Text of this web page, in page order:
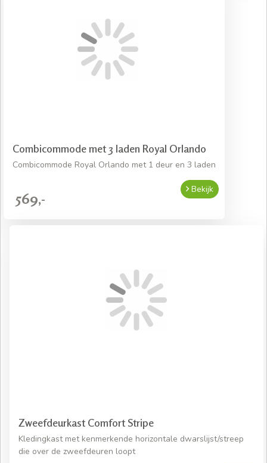
Combicommode met 3 laden Royal Orlando
Combicommode Royal Orlando met 1 deur en 3 laden
569,-
Bekijk
Zweefdeurkast Comfort Stripe
Kledingkast met kenmerkende horizontale dwarslijst/streep
die over de zweefdeuren loopt